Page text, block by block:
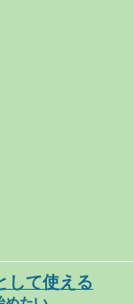
して使える